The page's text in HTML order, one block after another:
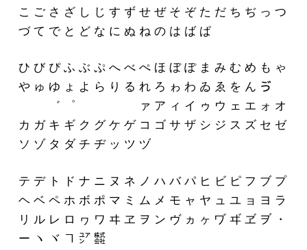
こ ご さ ざ し じ す ず せ ぜ そ ぞ た だ ち ぢ っ つ
づ て で と ど な に ぬ ね の は ば ぱ
ひ び ぴ ふ ぶ ぷ へ べ ぺ ほ ぼ ぽ ま み む め も ゃ
や ゅ ゆ ょ よ ら り る れ ろ ゎ わ ゐ ゑ を ん ゔ ゕ
ゖ ゚ ゛ ゜ ゝ ゞ ゟ ゠ ァ ア ィ イ ゥ ウ ェ エ ォ オ
カ ガ キ ギ ク グ ケ ゲ コ ゴ サ ザ シ ジ ス ズ セ ゼ
ソ ゾ タ ダ チ ヂ ッ ツ ヅ
テ デ ト ド ナ ニ ヌ ネ ノ ハ バ パ ヒ ビ ピ フ ブ プ
ヘ ベ ペ ホ ボ ポ マ ミ ム メ モ ャ ヤ ュ ユ ョ ヨ ラ
リ ル レ ロ ヮ ワ ヰ ヱ ヲ ン ヴ ヵ ヶ ヷ ヸ ヹ ヺ ・
ー ヽ ヾ ヿ ㍐ ㍿